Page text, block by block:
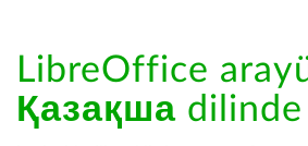
LibreOffice
Қазақша